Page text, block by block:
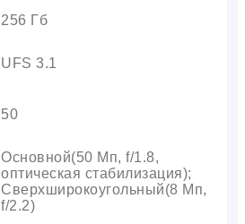
256 Гб
UFS 3.1
50
Основной(50 Мп, f/1.8,
оптическая стабилизация);
Сверхширокоугольный(8 Мп,
f/2.2)